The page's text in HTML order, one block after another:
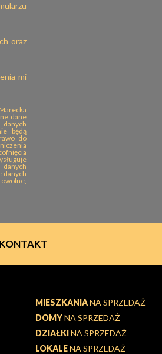
oraz
mi
dane
będą
do
danych
KONTAKT
MIESZKANIANA SPRZEDAŻ
DOMYNA SPRZEDAŻ
DZIAŁKINA SPRZEDAŻ
LOKALENA SPRZEDAŻ